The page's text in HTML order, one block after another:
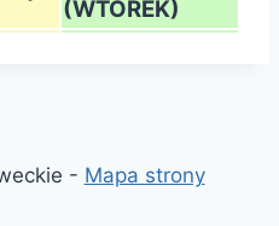
(WTOREK)
- Mapa strony